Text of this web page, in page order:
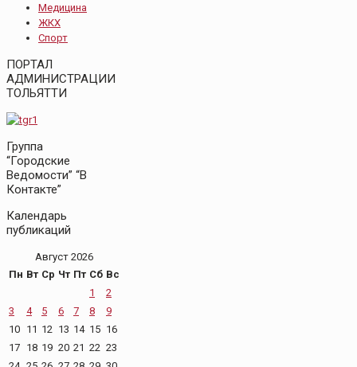
Медицина
ЖКХ
Спорт
ПОРТАЛ
АДМИНИСТРАЦИИ
ТОЛЬЯТТИ
Группа
“Городские
Ведомости” “В
Контакте”
Календарь
публикаций
Август 2026
Пн Вт Ср Чт Пт Сб Вс
1
2
3
4 5 6 7 8
9
10 11 12 13 14 15 16
17 18 19 20 21 22 23